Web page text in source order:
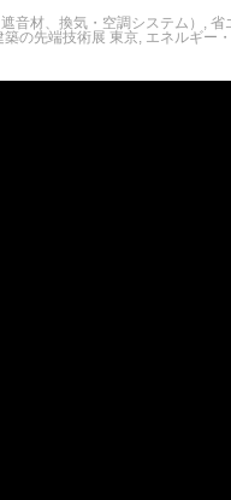
音材、換気・空調システム）
省
の先端技術展 東京 エネルギー